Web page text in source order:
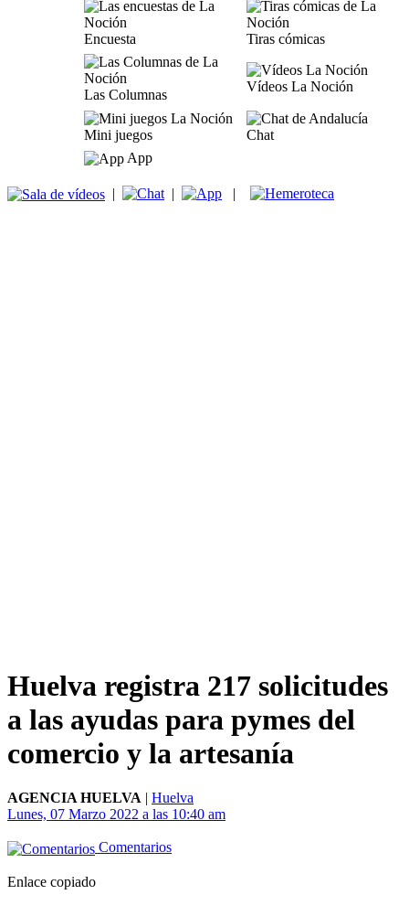
Encuesta Tiras cómicas
Las Columnas
Vídeos La Noción
Mini juegos
Chat
App
| | |
Huelva registra 217 solicitudes
a las ayudas para pymes del
comercio y la artesanía
AGENCIA HUELVA | Huelva
Lunes, 07 Marzo 2022 a las 10:40 am
Comentarios
Enlace copiado